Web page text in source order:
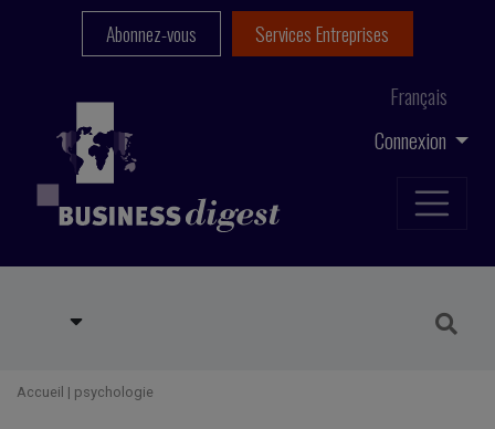
Connexion
Français
Abonnez-vous Services Entreprises
Accueil | psychologie